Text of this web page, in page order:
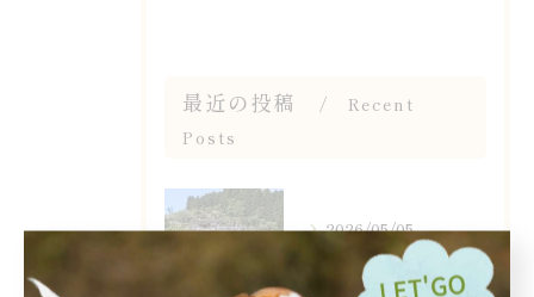
最近の投稿
Recent
Posts
2026/05/05
#火の国ドッグランオートキャンプ場